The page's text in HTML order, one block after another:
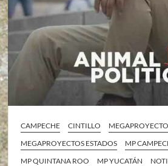
CAMPECHE CINTILLO
MEGAPROYECTOS ESTADOS
MP
MP QUINTANA ROO
MP YUCATÁN